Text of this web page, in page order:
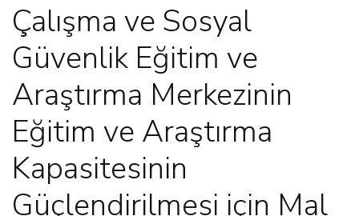
Çalışma ve Sosyal
Güvenlik Eğitim ve
Araştırma Merkezinin
Eğitim ve Araştırma
Kapasitesinin
Güçlendirilmesi için Mal